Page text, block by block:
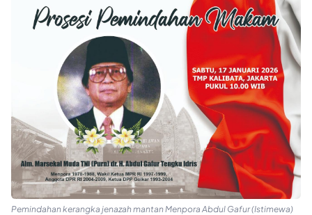
Pemindahan kerangka jenazah mantan Menpora Abdul Gafur (Istimewa)